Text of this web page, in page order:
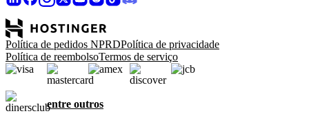
Política de pedidos NPRDPolítica de privacidade
Política de reembolsoTermos de serviço
entre outros